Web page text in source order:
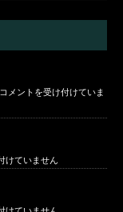
コメントを受け付けていま
けていません